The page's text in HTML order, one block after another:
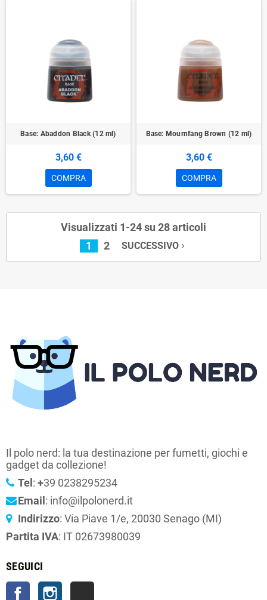
Base: Abaddon Black (12 ml)
3,60 €
COMPRA
Base: Mournfang Brown (12 ml)
3,60 €
COMPRA
Visualizzati 1-24 su 28 articoli
1
2 SUCCESSIVO navigate_next
Il polo nerd: la tua destinazione per fumetti, giochi e
gadget da collezione!
Tel : +39 0238295234
Email : info@ilpolonerd.it
Indirizzo: Via Piave 1/e, 20030 Senago (MI)
Partita IVA: IT 02673980039
SEGUICI
FacebookInstagram